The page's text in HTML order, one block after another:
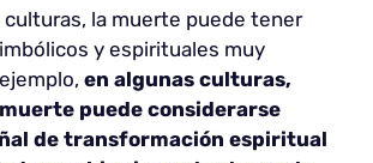
la muerte puede tener
y espirituales muy
en algunas culturas,
puede considerarse
de transformación espiritual